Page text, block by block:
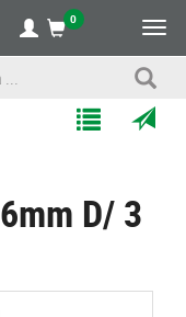
0
correo
a
Listas
D/ 3